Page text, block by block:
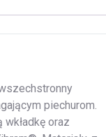
piechurom.
oraz